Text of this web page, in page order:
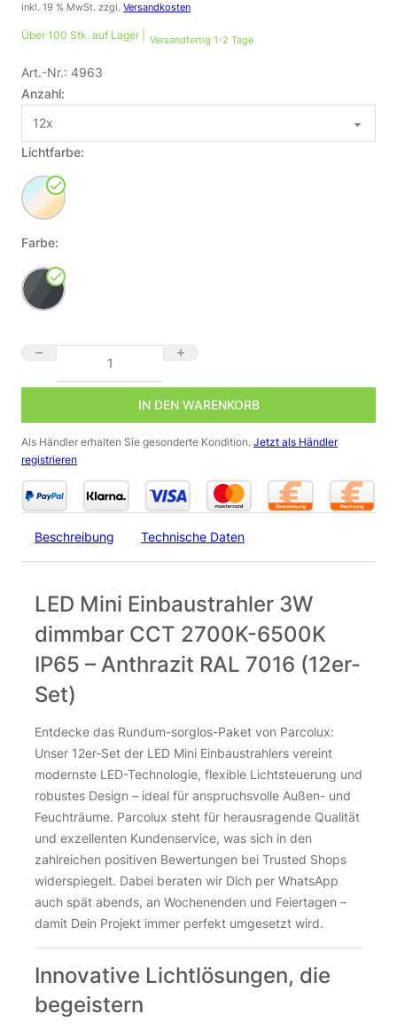
inkl. 19 % MwSt. zzgl.Versandkosten
Über 100 Stk. auf Lager | Versandfertig 1-2 Tage
Art.-Nr.: 4963
Anzahl:
Lichtfarbe:
Farbe:
🌟LED Mini Einbaustrahler 3W dimmbar CCT 2700K-6500K
IN DEN WARENKORB
Als Händler erhalten Sie gesonderte Kondition. Jetzt als Händler
registrieren
Beschreibung Technische Daten
LED Mini Einbaustrahler 3W
dimmbar CCT 2700K-6500K
IP65 – Anthrazit RAL 7016 (12er-
Set)
Entdecke das Rundum-sorglos-Paket von Parcolux:
Unser 12er-Set der LED Mini Einbaustrahlers vereint
modernste LED-Technologie, flexible Lichtsteuerung und
robustes Design – ideal für anspruchsvolle Außen- und
Feuchträume. Parcolux steht für herausragende Qualität
und exzellenten Kundenservice, was sich in den
zahlreichen positiven Bewertungen bei Trusted Shops
widerspiegelt. Dabei beraten wir Dich per WhatsApp
auch spät abends, an Wochenenden und Feiertagen –
damit Dein Projekt immer perfekt umgesetzt wird.
Innovative Lichtlösungen, die
begeistern